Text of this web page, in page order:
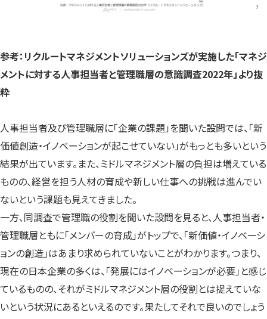
参考：リクルートマネジメントソリューションズが実施した「マネジ
メントに対する人事担当者と管理職層の意識調査2022年」より抜
粋
人事担当者及び管理職層に「企業の課題」を聞いた設問では、「新
価値創造・イノベーションが起こせていない」がもっとも多いという
結果が出ています。また、ミドルマネジメント層の負担は増えている
ものの、経営を担う人材の育成や新しい仕事への挑戦は進んでい
ないという課題も見えてきました。
一方、同調査で管理職の役割を聞いた設問を見ると、人事担当者・
管理職層ともに「メンバーの育成」がトップで、「新価値・イノベーシ
ョンの創造」はあまり求められていないことがわかります。つまり、
現在の日本企業の多くは、「発展にはイノベーションが必要」と感じ
ているものの、それがミドルマネジメント層の役割とは捉えていな
いという状況にあるといえるのです。果たしてそれで良いのでしょう